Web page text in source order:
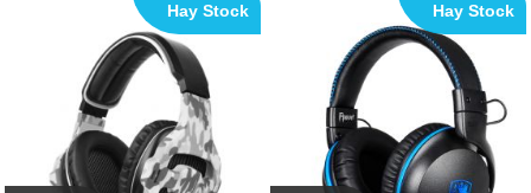
Hay Stock Hay Stock